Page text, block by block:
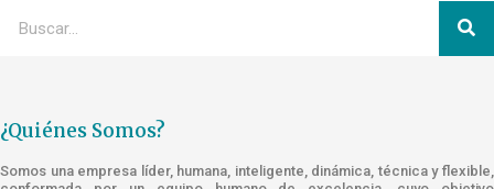
¿Quiénes Somos?
Somos una empresa líder, humana, inteligente, dinámica, técnica y flexible,